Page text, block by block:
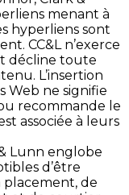
menant à
hyperliens sont
CC&L n’exerce
décline toute
L’insertion
Web ne signifie
recommande le
associée à leurs
Lunn englobe
d’être
placement, de